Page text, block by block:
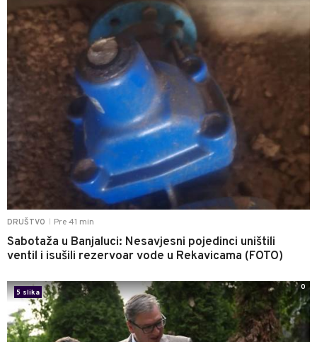
DRUŠTVO Pre 41 min
Sabotaža u Banjaluci: Nesavjesni pojedinci uništili
ventil i isušili rezervoar vode u Rekavicama (FOTO)
5 slika
0